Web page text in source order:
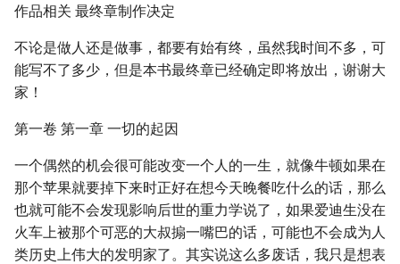
作品相关 最终章制作决定
不论是做人还是做事，都要有始有终，虽然我时间不多，可
能写不了多少，但是本书最终章已经确定即将放出，谢谢大
家！
第一卷 第一章 一切的起因
一个偶然的机会很可能改变一个人的一生，就像牛顿如果在
那个苹果就要掉下来时正好在想今天晚餐吃什么的话，那么
也就可能不会发现影响后世的重力学说了，如果爱迪生没在
火车上被那个可恶的大叔搧一嘴巴的话，可能也不会成为人
类历史上伟大的发明家了。其实说这么多废话，我只是想表